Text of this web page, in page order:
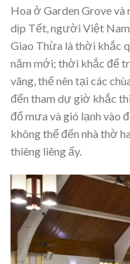
Hoa ở Garden Grove
dịp Tết, người Việt Nam
Giao Thừa là thời khắc
năm mới; thời khắc để
vãng, thế nên tại các
đến tham dự giờ khắc
đổ mưa và gió lạnh vào
không thể đến nhà thờ
thiêng liêng ấy.